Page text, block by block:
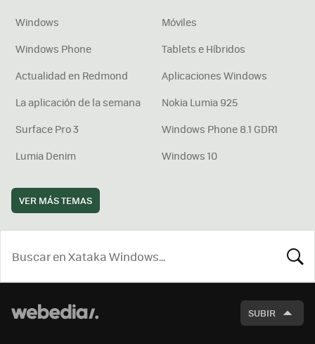
Windows
Móviles
Windows Phone
Tablets e Híbridos
Actualidad en Redmond
Aplicaciones Windows
La aplicación de la semana
Nokia Lumia 925
Surface Pro 3
Windows Phone 8.1 GDR1
Lumia Denim
Windows 10
VER MÁS TEMAS
SUBIR